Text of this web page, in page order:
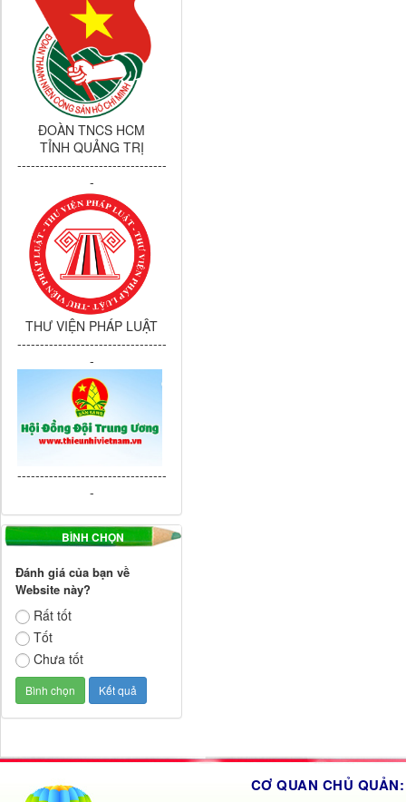
ĐOÀN TNCS HCM
TỈNH QUẢNG TRỊ
---------------------------------
-
THƯ VIỆN PHÁP LUẬT
---------------------------------
-
---------------------------------
-
BÌNH CHỌN
Đánh giá của bạn về
Website này?
Rất tốt
Tốt
Chưa tốt
CƠ QUAN CHỦ